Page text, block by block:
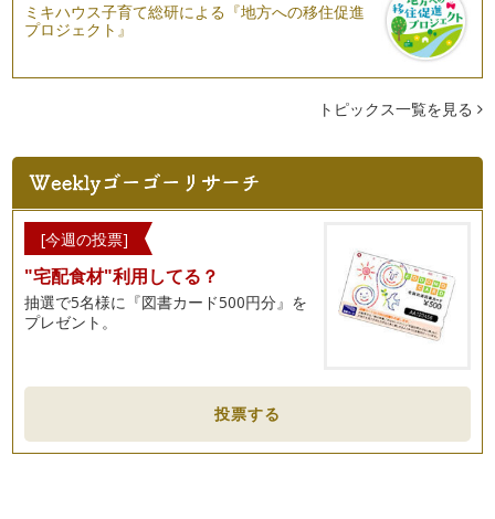
ミキハウス子育て総研による『地方への移住促進
プロジェクト』
トピックス一覧を見る
[今週の投票]
"宅配食材"利用してる？
抽選で5名様に『図書カード500円分』を
プレゼント。
投票する